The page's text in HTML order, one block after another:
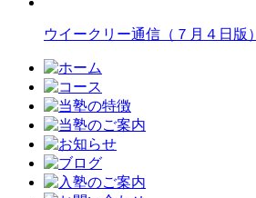
ウイークリー通信（７月４日版）